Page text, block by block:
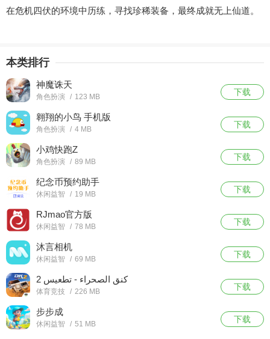
在危机四伏的环境中历练，寻找珍稀装备，最终成就无上仙道。
本类排行
神魔诛天
角色扮演 / 123 MB 下载
翱翔的小鸟 手机版
角色扮演 / 4 MB 下载
小鸡快跑Z
角色扮演 / 89 MB 下载
纪念币预约助手
休闲益智 / 19 MB 下载
RJmao官方版
休闲益智 / 78 MB 下载
沐言相机
休闲益智 / 69 MB 下载
كنق الصحراء - تطعيس 2
体育竞技 / 226 MB 下载
步步成
休闲益智 / 51 MB 下载